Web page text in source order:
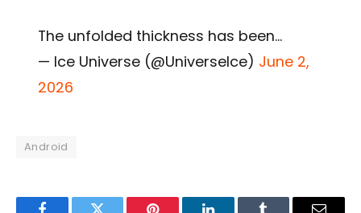
The unfolded thickness has been…
— Ice Universe (@UniverseIce) June 2,
2026
Android